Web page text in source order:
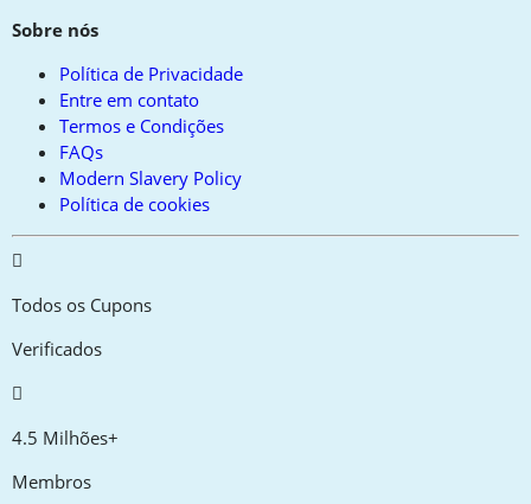
Sobre nós
Política de Privacidade
Entre em contato
Termos e Condições
FAQs
Modern Slavery Policy
Política de cookies
Todos os Cupons
Verificados
4.5 Milhões+
Membros